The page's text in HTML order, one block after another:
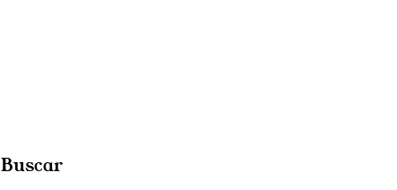
Buscar